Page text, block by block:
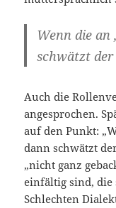
Wenn die an
schwätzt
Auch die
angesprochen.
auf den Punkt:
dann schwätzt
„nicht ganz
einfältig sind, die
Schlechten